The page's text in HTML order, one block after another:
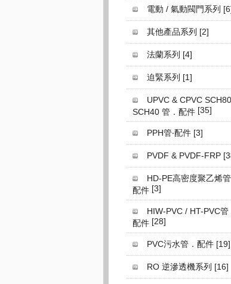
電動 / 氣動閥門系列
其他產品系列 [2]
法蘭系列 [4]
迫緊系列 [1]
UPVC & CPVC
SCH40 管．配件 [35]
PPH管‧配件 [3]
PVDF & PVDF-FRP
HD-PE高密度聚乙烯管
配件 [3]
HIW-PVC / HT-PVC管
配件 [28]
PVC污水管．配件 [19]
RO 逆滲透機系列 [16]